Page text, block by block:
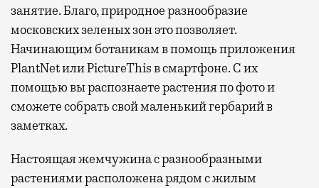
занятие. Благо, природное разнообразие
московских зеленых зон это позволяет.
Начинающим ботаникам в помощь приложения
PlantNet или PictureThis в смартфоне. С их
помощью вы распознаете растения по фото и
сможете собрать свой маленький гербарий в
заметках.
Настоящая жемчужина с разнообразными
растениями расположена рядом с жилым